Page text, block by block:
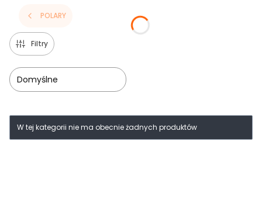
POLARY
Filtry
Domyślne
Lista produktów
W tej kategorii nie ma obecnie żadnych produktów